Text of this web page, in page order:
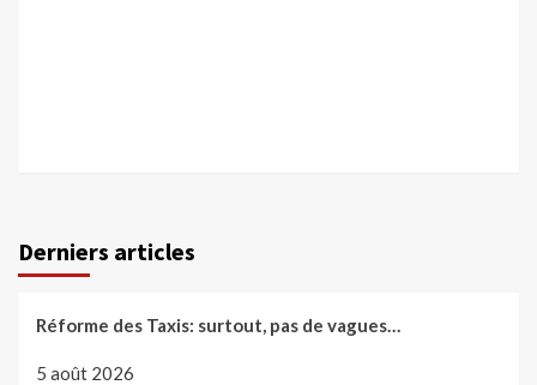
Derniers articles
Réforme des Taxis: surtout, pas de vagues…
5 août 2026